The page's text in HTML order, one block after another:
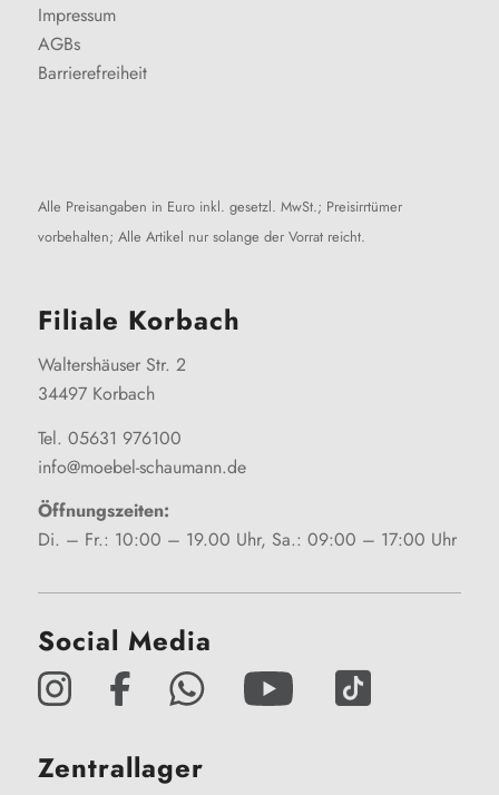
Impressum
AGBs
Barrierefreiheit
Alle Preisangaben in Euro inkl. gesetzl. MwSt.; Preisirrtümer
vorbehalten; Alle Artikel nur solange der Vorrat reicht.
Filiale Korbach
Waltershäuser Str. 2
34497 Korbach
Tel. 05631 976100
info@moebel-schaumann.de
Öffnungszeiten:
Di. – Fr.: 10:00 – 19.00 Uhr, Sa.: 09:00 – 17:00 Uhr
Social Media
Zentrallager